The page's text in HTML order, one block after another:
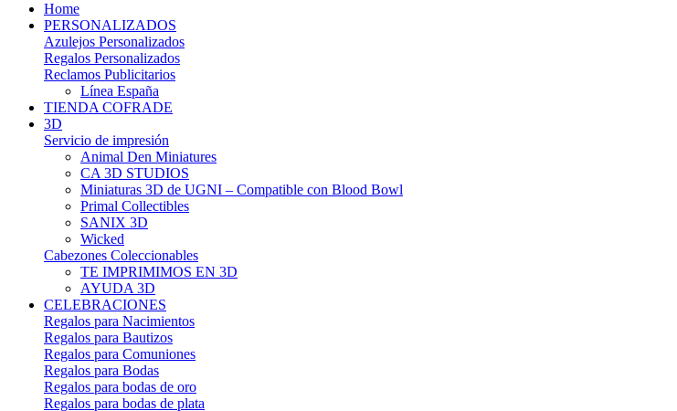
Home
PERSONALIZADOS
Azulejos Personalizados
Regalos Personalizados
Reclamos Publicitarios
Línea España
TIENDA COFRADE
3D
Servicio de impresión
Animal Den Miniatures
CA 3D STUDIOS
Miniaturas 3D de UGNI – Compatible con Blood Bowl
Primal Collectibles
SANIX 3D
Wicked
Cabezones Coleccionables
TE IMPRIMIMOS EN 3D
AYUDA 3D
CELEBRACIONES
Regalos para Nacimientos
Regalos para Bautizos
Regalos para Comuniones
Regalos para Bodas
Regalos para bodas de oro
Regalos para bodas de plata